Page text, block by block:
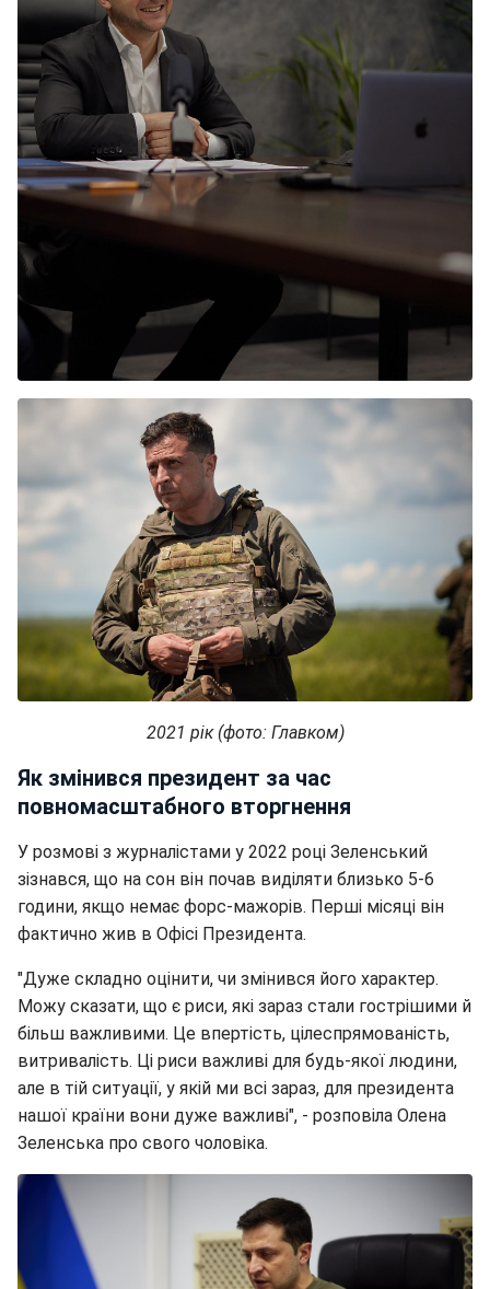
2021 рік (фото: Главком)
Як змінився президент за час
повномасштабного вторгнення
У розмові з журналістами у 2022 році Зеленський
зізнався, що на сон він почав виділяти близько 5-6
години, якщо немає форс-мажорів. Перші місяці він
фактично жив в Офісі Президента.
"Дуже складно оцінити, чи змінився його характер.
Можу сказати, що є риси, які зараз стали гострішими й
більш важливими. Це впертість, цілеспрямованість,
витривалість. Ці риси важливі для будь-якої людини,
але в тій ситуації, у якій ми всі зараз, для президента
нашої країни вони дуже важливі", - розповіла Олена
Зеленська про свого чоловіка.